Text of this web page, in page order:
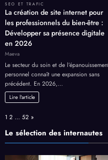
SEO ET TRAFIC
La création de site internet pour
les professionnels du bien-être :
Développer sa présence digitale
en 2026
Maeva
Le secteur du soin et de
personnel connaît une expansion sans
précédent. En 2026,…
Lire l'article
Page:
1 2 … 52 Next
»
Le sélection des internautes